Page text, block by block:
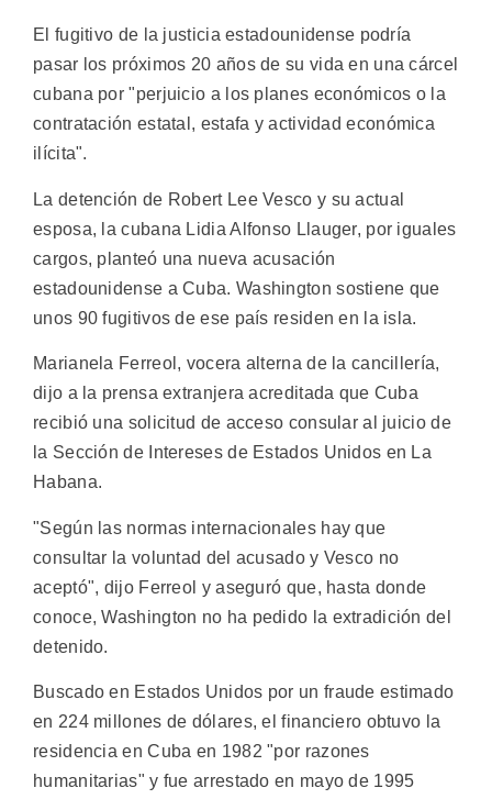
El fugitivo de la justicia estadounidense podría
pasar los próximos 20 años de su vida en una cárcel
cubana por "perjuicio a los planes económicos o la
contratación estatal, estafa y actividad económica
ilícita".
La detención de Robert Lee Vesco y su actual
esposa, la cubana Lidia Alfonso Llauger, por iguales
cargos, planteó una nueva acusación
estadounidense a Cuba. Washington sostiene que
unos 90 fugitivos de ese país residen en la isla.
Marianela Ferreol, vocera alterna de la cancillería,
dijo a la prensa extranjera acreditada que Cuba
recibió una solicitud de acceso consular al juicio de
la Sección de Intereses de Estados Unidos en La
Habana.
"Según las normas internacionales hay que
consultar la voluntad del acusado y Vesco no
aceptó", dijo Ferreol y aseguró que, hasta donde
conoce, Washington no ha pedido la extradición del
detenido.
Buscado en Estados Unidos por un fraude estimado
en 224 millones de dólares, el financiero obtuvo la
residencia en Cuba en 1982 "por razones
humanitarias" y fue arrestado en mayo de 1995